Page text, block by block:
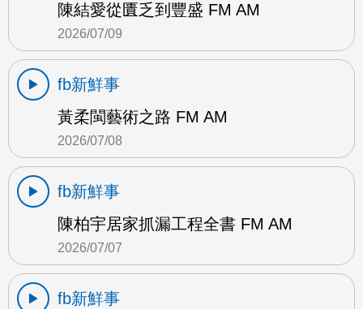
陳結愛從匱乏到豐盛 FM AM
2026/07/09
fb新鮮事
黃柔閩藝術之路 FM AM
2026/07/08
fb新鮮事
陳柏宇居家抓漏工程全書 FM AM
2026/07/07
fb新鮮事